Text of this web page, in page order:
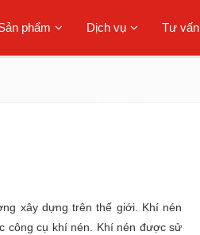
phẩm Dịch vụ Tư
xây dựng trên thế giới. Khí nén
công cụ khí nén. Khí nén được sử